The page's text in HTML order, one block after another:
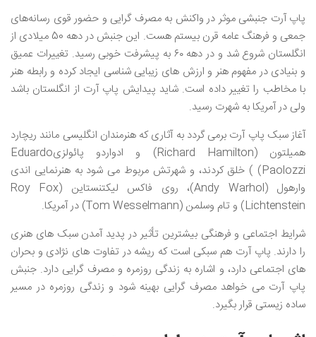
پاپ آرت جنبشی موثر در واکنش به مصرف‌ گرایی و حضور قوی رسانه‌های
جمعی و فرهنگ عامه قرن بیستم هست. این جنبش در دهه 50 میلادی از
انگلستان شروع شد و در دهه ۶۰ به پیشرفت خوبی رسید. تغییرات عمیق
و بنیادی در مفهوم هنر و ارزش های زیبایی شناسی ایجاد کرده و رابطه هنر
با مخاطب را تغییر داده است. شاید پیدایش پاپ آرت از انگلستان باشد
ولی در آمریکا به شهرت رسید.
آغاز سبک پاپ آرت برمی گردد به آثاری که هنرمندان انگلیسی مانند ریچارد
همیلتون (Richard Hamilton) و ادواردو پائولزیEduardo
Paolozzi) ) خلق کردند، و شهرتش مربوط می شود به هنرنمایی اندی
وارهول (Andy Warhol)، روی فاکس لیکتنستاین (Roy Fox
Lichtenstein) و تام وسلمن (Tom Wesselmann) در آمریکا.
شرایط اجتماعی و فرهنگی بیشترین تأثیر در پدید آمدن سبک های هنری
را دارند. پاپ آرت هم سبکی است که ریشه در تفاوت های نژادی و بحران
های اجتماعی دارد، و اشاره به زندگی روزمره و مصرف گرایی دارد. جنبش
پاپ آرت می خواهد مصرف گرایی بهینه شود و زندگی روزمره در مسیر
ساده زیستی قرار بگیرد.